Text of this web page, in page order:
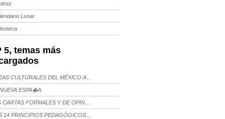
Lunar
5, temas más
CULTURALES DEL MÉXICO A...
ESPA�A
CARTAS FORMALES Y DE OPIN...
14 PRINCIPIOS PEDAGÓGICOS...